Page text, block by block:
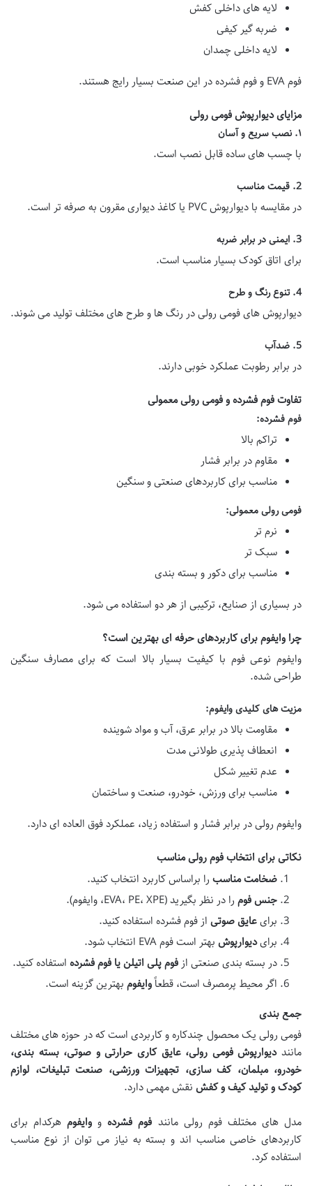
لایه های داخلی کفش
ضربه گیر کیفی
لایه داخلی چمدان
فوم EVA و فوم فشرده در این صنعت بسیار رایج هستند.
مزایای دیوارپوش فومی رولی
۱. نصب سریع و آسان
با چسب های ساده قابل نصب است.
2. قیمت مناسب
در مقایسه با دیوارپوش PVC یا کاغذ دیواری مقرون به صرفه تر است.
3. ایمنی در برابر ضربه
برای اتاق کودک بسیار مناسب است.
4. تنوع رنگ و طرح
دیوارپوش های فومی رولی در رنگ ها و طرح های مختلف تولید می شوند.
5. ضدآب
در برابر رطوبت عملکرد خوبی دارند.
تفاوت فوم فشرده و فومی رولی معمولی
فوم فشرده:
تراکم بالا
مقاوم در برابر فشار
مناسب برای کاربردهای صنعتی و سنگین
فومی رولی معمولی:
نرم تر
سبک تر
مناسب برای دکور و بسته بندی
در بسیاری از صنایع، ترکیبی از هر دو استفاده می شود.
چرا وایفوم برای کاربردهای حرفه ای بهترین است؟
وایفوم نوعی فوم با کیفیت بسیار بالا است که برای مصارف سنگین
طراحی شده.
مزیت های کلیدی وایفوم:
مقاومت بالا در برابر عرق، آب و مواد شوینده
انعطاف پذیری طولانی مدت
عدم تغییر شکل
مناسب برای ورزش، خودرو، صنعت و ساختمان
وایفوم رولی در برابر فشار و استفاده زیاد، عملکرد فوق العاده ای دارد.
نکاتی برای انتخاب فوم رولی مناسب
ضخامت مناسب را براساس کاربرد انتخاب کنید.
جنس فوم را در نظر بگیرید (EVA، PE، XPE، وایفوم).
برایعایق صوتی از فوم فشرده استفاده کنید.
برایدیوارپوش بهتر است فوم EVA انتخاب شود.
در بسته بندی صنعتی از فوم پلی اتیلن یا فوم فشرده استفاده کنید.
اگر محیط پرمصرف است، قطعاًوایفوم بهترین گزینه است.
جمع بندی
فومی رولی یک محصول چندکاره و کاربردی است که در حوزه های مختلف
ماننددیوارپوش فومی رولی، عایق کاری حرارتی و صوتی، بسته بندی،
خودرو، مبلمان، کف سازی، تجهیزات ورزشی، صنعت تبلیغات، لوازم
کودک و تولید کیف و کفش نقش مهمی دارد.
مدل های مختلف فوم رولی مانند فوم فشردهو وایفومهرکدام برای
کاربردهای خاصی مناسب اند و بسته به نیاز می توان از نوع مناسب
استفاده کرد.